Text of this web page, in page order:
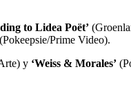
to Lidea Poët’
(Pokeepsie/Prime Video).
y ‘Weiss & Morales’